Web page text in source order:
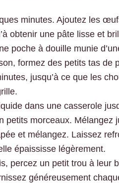
minutes. Ajoutez les
obtenir une pâte lisse et
poche à douille munie
formez des petits tas de
jusqu’à ce que les
dans une casserole
petits morceaux. Mélangez
et mélangez. Laissez
épaississe légèrement.
percez un petit trou à leur
généreusement